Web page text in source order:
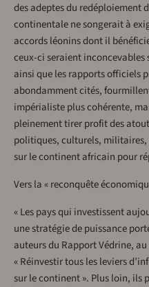
des adeptes du redéploiement
continentale ne songerait à
accords léonins dont il
ceux-ci seraient inconcevables
ainsi que les rapports officiels
abondamment cités,
impérialiste plus cohérente,
pleinement tirer profit des
politiques, culturels, militaires,
sur le continent africain pour
Vers la « reconquête
« Les pays qui investissent
une stratégie de puissance
auteurs du Rapport Védrine,
« Réinvestir tous les leviers
sur le continent ». Plus loin, ils